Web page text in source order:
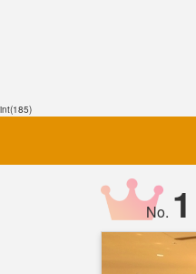
int(185)
No. 1